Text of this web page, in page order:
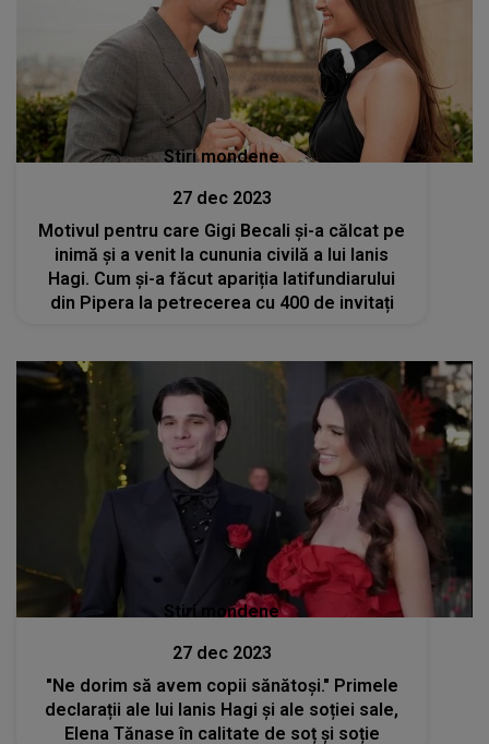
Stiri mondene
27 dec 2023
Motivul pentru care Gigi Becali și-a călcat pe
inimă și a venit la cununia civilă a lui Ianis
Hagi. Cum și-a făcut apariția latifundiarului
din Pipera la petrecerea cu 400 de invitați
Stiri mondene
27 dec 2023
"Ne dorim să avem copii sănătoși." Primele
declarații ale lui Ianis Hagi și ale soției sale,
Elena Tănase în calitate de soț și soție